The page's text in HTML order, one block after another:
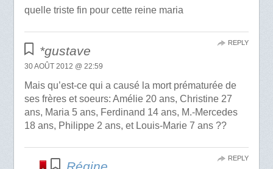
quelle triste fin pour cette reine maria
*gustave
30 AOÛT 2012 @ 22:59
Mais qu’est-ce qui a causé la mort prématurée de
ses frères et soeurs: Amélie 20 ans, Christine 27
ans, Maria 5 ans, Ferdinand 14 ans, M.-Mercedes
18 ans, Philippe 2 ans, et Louis-Marie 7 ans ??
REPLY
REPLY